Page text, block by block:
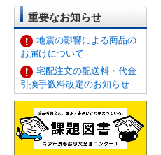
重要なお知らせ
地震の影響による商品の
お届けについて
宅配注文の配送料・代金
引換手数料改定のお知らせ